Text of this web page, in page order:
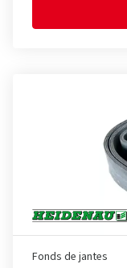
Fonds de jantes